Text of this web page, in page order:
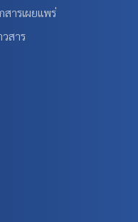
สารเผยแพร่
สาร